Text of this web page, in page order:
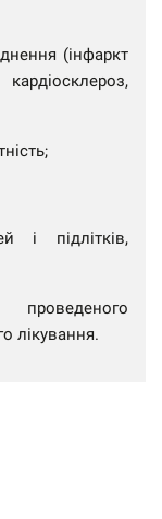
(інфаркт
і підлітків,
лікування.